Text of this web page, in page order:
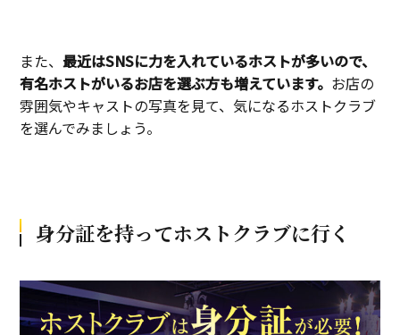
また、最近はSNSに力を入れているホストが多いので、
有名ホストがいるお店を選ぶ方も増えています。 お店の
雰囲気やキャストの写真を見て、気になるホストクラブ
を選んでみましょう。
身分証を持ってホストクラブに行く